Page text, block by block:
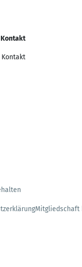
Mitgliedschaft